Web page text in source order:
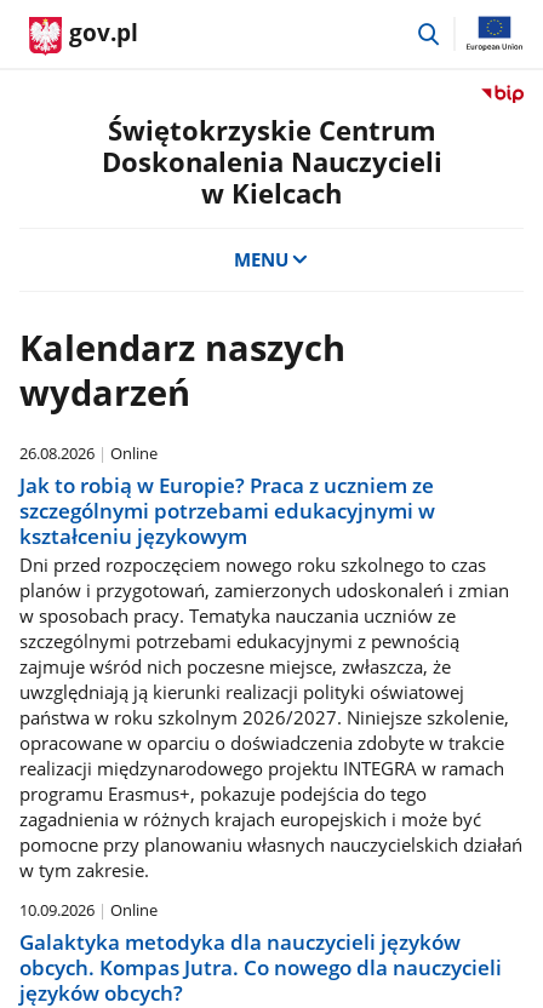
gov.pl
przejdź
Przejdź
Świętokrzyskie Centrum
Doskonalenia Nauczycieli
w Kielcach
MENU
Kalendarz naszych
wydarzeń
26.08.2026 Online
Jak to robią w Europie? Praca z uczniem ze
szczególnymi potrzebami edukacyjnymi w
kształceniu językowym
Dni przed rozpoczęciem nowego roku szkolnego to czas
planów i przygotowań, zamierzonych udoskonaleń i zmian
w sposobach pracy. Tematyka nauczania uczniów ze
szczególnymi potrzebami edukacyjnymi z pewnością
zajmuje wśród nich poczesne miejsce, zwłaszcza, że
uwzględniają ją kierunki realizacji polityki oświatowej
państwa w roku szkolnym 2026/2027. Niniejsze szkolenie,
opracowane w oparciu o doświadczenia zdobyte w trakcie
realizacji międzynarodowego projektu INTEGRA w ramach
programu Erasmus+, pokazuje podejścia do tego
zagadnienia w różnych krajach europejskich i może być
pomocne przy planowaniu własnych nauczycielskich działań
w tym zakresie.
10.09.2026 Online
Galaktyka metodyka dla nauczycieli języków
obcych. Kompas Jutra. Co nowego dla nauczycieli
języków obcych?